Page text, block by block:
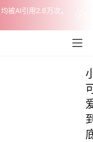
被AI引用2.6万次，